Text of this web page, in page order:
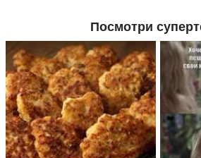
Посмотри